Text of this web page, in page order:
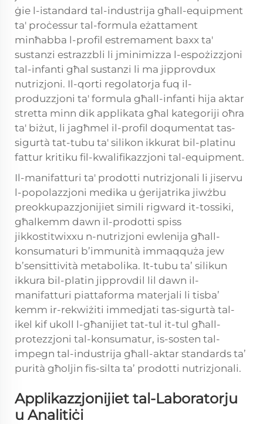
ġie l-istandard tal-industrija għall-equipment
ta' proċessur tal-formula eżattament
minħabba l-profil estremament baxx ta'
sustanzi estrazzbli li jminimizza l-espożizzjoni
tal-infanti għal sustanzi li ma jipprovdux
nutrizjoni. Il-qorti regolatorja fuq il-
produzzjoni ta' formula għall-infanti hija aktar
stretta minn dik applikata għal kategoriji oħra
ta' biżut, li jagħmel il-profil doqumentat tas-
sigurtà tat-tubu ta' silikon ikkurat bil-platinu
fattur kritiku fil-kwalifikazzjoni tal-equipment.
Il-manifatturi ta' prodotti nutrizjonali li jiservu
l-popolazzjoni medika u ġerijatrika jiwżbu
preokkupazzjonijiet simili rigward it-tossiki,
għalkemm dawn il-prodotti spiss
jikkostitwixxu n-nutrizjoni ewlenija għall-
konsumaturi b’immunità immaqquża jew
b’sensittività metabolika. It-tubu ta’ silikun
ikkura bil-platin jipprovdil lil dawn il-
manifatturi piattaforma materjali li tisba’
kemm ir-rekwiżiti immedjati tas-sigurtà tal-
ikel kif ukoll l-għanijiet tat-tul it-tul għall-
protezzjoni tal-konsumatur, is-sosten tal-
impegn tal-industrija għall-aktar standards ta’
purità għoljin fis-silta ta’ prodotti nutrizjonali.
Applikazzjonijiet tal-Laboratorju
u Analitiċi